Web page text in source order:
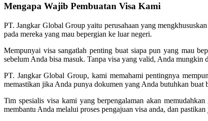
Mengapa Wajib Pembuatan Visa Kami
PT. Jangkar Global Group yaitu perusahaan yang
pada mereka yang mau bepergian ke luar negeri.
Mempunyai visa sangatlah penting buat siapa pun yang mau
sebelum Anda bisa masuk. Tanpa visa yang valid, Anda mungkin
PT. Jangkar Global Group, kami memahami pentingnya
memastikan jika Anda punya dokumen yang Anda butuhkan buat
Tim spesialis visa kami yang berpengalaman akan
membantu Anda melalui proses pengajuan visa anda, dan